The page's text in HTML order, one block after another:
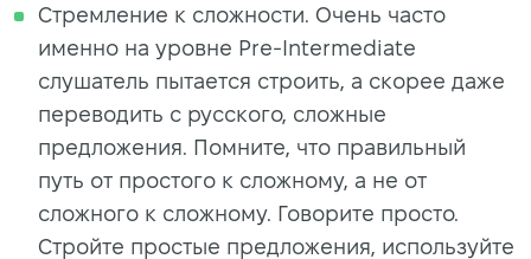
Стремление к сложности. Очень часто
именно на уровне Pre-Intermediate
слушатель пытается строить, а скорее даже
переводить с русского, сложные
предложения. Помните, что правильный
путь от простого к сложному, а не от
сложного к сложному. Говорите просто.
Стройте простые предложения, используйте